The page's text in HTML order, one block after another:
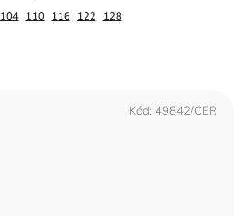
104 110 116 122 128
Kód: 49842/CER